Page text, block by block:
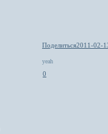
Поделиться2011-02-
yeah
0